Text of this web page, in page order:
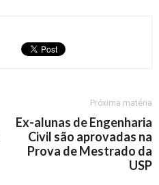
Próxima matéria
Ex-alunas de Engenharia
Civil são aprovadas na
Prova de Mestrado da
USP